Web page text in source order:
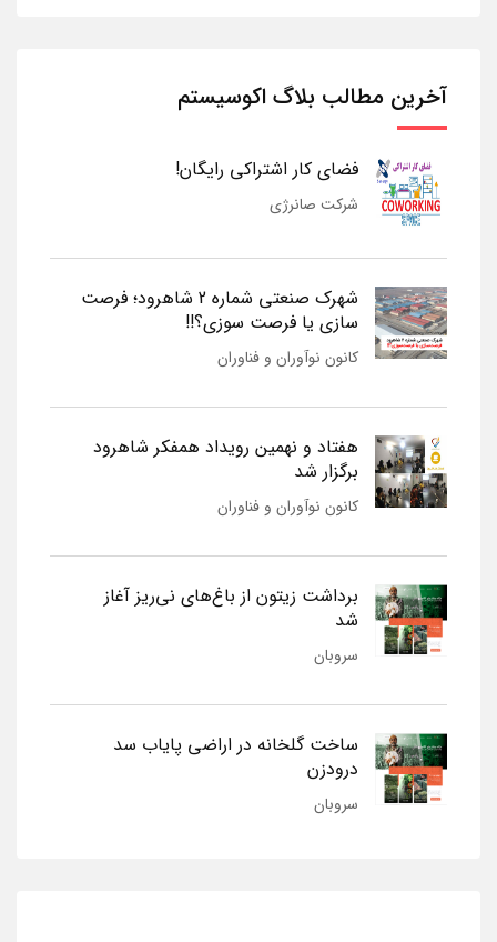
آخرین مطالب بلاگ اکوسیستم
فضای کار اشتراکی رایگان!
شرکت صانرژی
شهرک صنعتی شماره 2 شاهرود؛ فرصت
سازی یا فرصت سوزی؟!!
کانون نوآوران و فناوران
هفتاد و نهمین رویداد همفکر شاهرود
برگزار شد
کانون نوآوران و فناوران
برداشت زیتون از باغ‌های نی‌ریز آغاز
شد
سروبان
ساخت گلخانه در اراضی پایاب سد
درودزن
سروبان